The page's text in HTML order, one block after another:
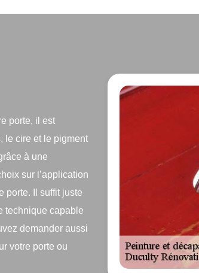
porte, il est
le cire et le pigment
à une
sur l’application
porte. Il suffit juste
technique capable
demander aussi
votre porte ou